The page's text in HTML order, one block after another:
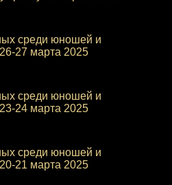
среди юношей и
27 марта 2025
среди юношей и
24 марта 2025
среди юношей и
21 марта 2025